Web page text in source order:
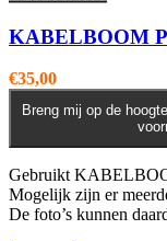
KABELBOOM
€35,00
Breng mij op de
Gebruikt
Mogelijk zijn er
De foto’s kunnen